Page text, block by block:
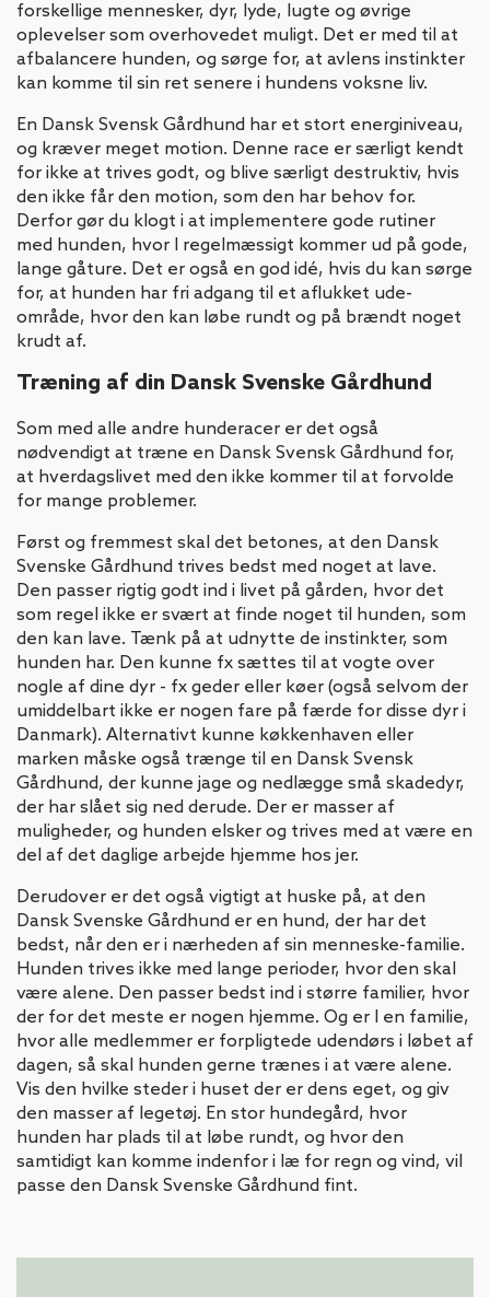
forskellige mennesker, dyr, lyde, lugte og øvrige
oplevelser som overhovedet muligt. Det er med til at
afbalancere hunden, og sørge for, at avlens instinkter
kan komme til sin ret senere i hundens voksne liv.
En Dansk Svensk Gårdhund har et stort energiniveau,
og kræver meget motion. Denne race er særligt kendt
for ikke at trives godt, og blive særligt destruktiv, hvis
den ikke får den motion, som den har behov for.
Derfor gør du klogt i at implementere gode rutiner
med hunden, hvor I regelmæssigt kommer ud på gode,
lange gåture. Det er også en god idé, hvis du kan sørge
for, at hunden har fri adgang til et aflukket ude-
område, hvor den kan løbe rundt og på brændt noget
krudt af.
Træning af din Dansk Svenske Gårdhund
Som med alle andre hunderacer er det også
nødvendigt at træne en Dansk Svensk Gårdhund for,
at hverdagslivet med den ikke kommer til at forvolde
for mange problemer.
Først og fremmest skal det betones, at den Dansk
Svenske Gårdhund trives bedst med noget at lave.
Den passer rigtig godt ind i livet på gården, hvor det
som regel ikke er svært at finde noget til hunden, som
den kan lave. Tænk på at udnytte de instinkter, som
hunden har. Den kunne fx sættes til at vogte over
nogle af dine dyr - fx geder eller køer (også selvom der
umiddelbart ikke er nogen fare på færde for disse dyr i
Danmark). Alternativt kunne køkkenhaven eller
marken måske også trænge til en Dansk Svensk
Gårdhund, der kunne jage og nedlægge små skadedyr,
der har slået sig ned derude. Der er masser af
muligheder, og hunden elsker og trives med at være en
del af det daglige arbejde hjemme hos jer.
Derudover er det også vigtigt at huske på, at den
Dansk Svenske Gårdhund er en hund, der har det
bedst, når den er i nærheden af sin menneske-familie.
Hunden trives ikke med lange perioder, hvor den skal
være alene. Den passer bedst ind i større familier, hvor
der for det meste er nogen hjemme. Og er I en familie,
hvor alle medlemmer er forpligtede udendørs i løbet af
dagen, så skal hunden gerne trænes i at være alene.
Vis den hvilke steder i huset der er dens eget, og giv
den masser af legetøj. En stor hundegård, hvor
hunden har plads til at løbe rundt, og hvor den
samtidigt kan komme indenfor i læ for regn og vind, vil
passe den Dansk Svenske Gårdhund fint.